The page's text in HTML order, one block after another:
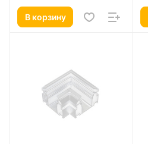
В корзину